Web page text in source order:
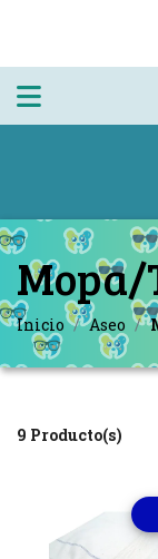
Inicio Aseo
9 Producto(s)